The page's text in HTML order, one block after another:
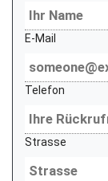
E-Mail
Telefon
Strasse